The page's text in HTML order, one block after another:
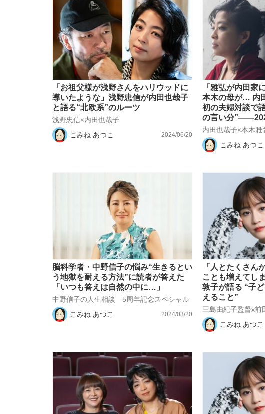
「お祖父様が浅野さんをハリウッドに
導いたような」浅野忠信が内田也哉子
と語る“北欧系”のルーツ
浅野忠信×内田也哉子
こみね あつこ
2024/06/20
「雅弘が内田家
本木の母が… 内
初の夫婦対談で
の言い分
内田也哉子×本木
こみね あつこ
脳科学者・中野信子の悩み“生きるとい
う地獄を耐える方法”に読者が答えた
「いつも答えは自然の中に…」
中野信子の人生相談 5周年記念スペシャル
こみね あつこ
2024/03/20
「人とたくさん
ことも増えてし
敦子が語る “子
えること”
三島由紀子監督x前
こみね あつこ